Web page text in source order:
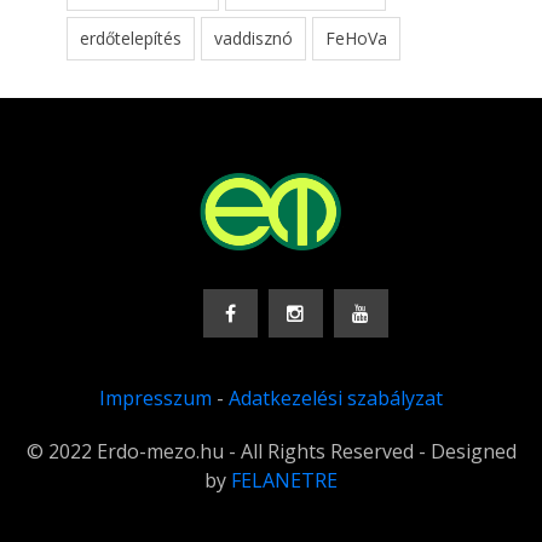
erdőtelepítés vaddisznó FeHoVa
Impresszum - Adatkezelési szabályzat
© 2022 Erdo-mezo.hu - All Rights Reserved - Designed
by FELANETRE